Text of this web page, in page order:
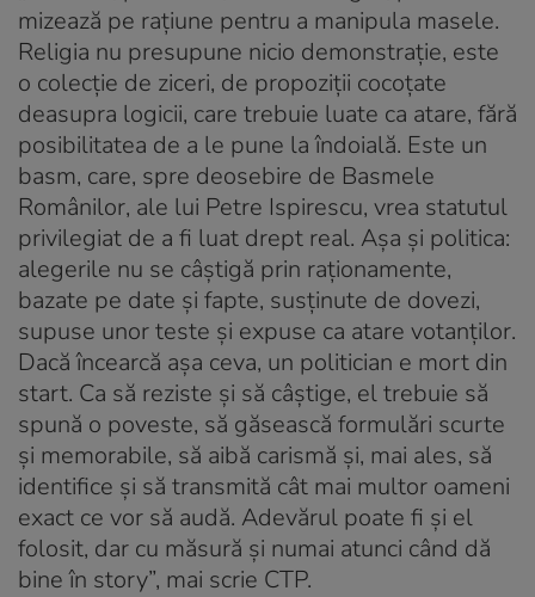
mizează pe rațiune pentru a manipula masele.
Religia nu presupune nicio demonstrație, este
o colecție de ziceri, de propoziții cocoțate
deasupra logicii, care trebuie luate ca atare, fără
posibilitatea de a le pune la îndoială. Este un
basm, care, spre deosebire de Basmele
Românilor, ale lui Petre Ispirescu, vrea statutul
privilegiat de a fi luat drept real. Așa și politica:
alegerile nu se câștigă prin raționamente,
bazate pe date și fapte, susținute de dovezi,
supuse unor teste și expuse ca atare votanților.
Dacă încearcă așa ceva, un politician e mort din
start. Ca să reziste și să câștige, el trebuie să
spună o poveste, să găsească formulări scurte
și memorabile, să aibă carismă și, mai ales, să
identifice și să transmită cât mai multor oameni
exact ce vor să audă. Adevărul poate fi și el
folosit, dar cu măsură și numai atunci când dă
bine în story”, mai scrie CTP.